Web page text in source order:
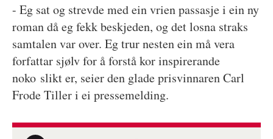
- Eg sat og strevde med ein vrien passasje i ein ny
roman då eg fekk beskjeden, og det losna straks
samtalen var over. Eg trur nesten ein må vera
forfattar sjølv for å forstå kor inspirerande
noko slikt er, seier den glade prisvinnaren Carl
Frode Tiller i ei pressemelding.